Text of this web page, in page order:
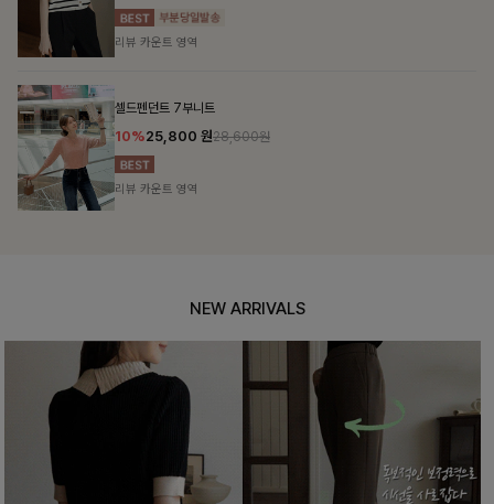
리뷰 카운트 영역
셀드펜던트 7부니트
10%25,800 원28,600원
리뷰 카운트 영역
NEW ARRIVALS